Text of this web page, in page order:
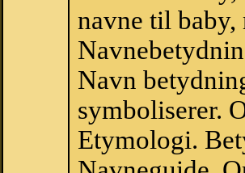
navne til baby,
Navn
symboliserer.
Etymologi.